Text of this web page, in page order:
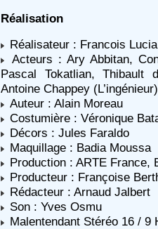
Réalisation
Réalisateur : Francois
Acteurs : Ary Abbitan,
Pascal Tokatlian, Thibault
Antoine Chappey
Auteur : Alain Moreau
Costumière : Véronique
Décors : Jules Faraldo
Maquillage : Badia Moussa
Production : ARTE France,
Producteur : Françoise
Rédacteur : Arnaud Jalbert
Son : Yves Osmu
Malentendant Stéréo 16 / 9